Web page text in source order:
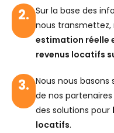
2. Sur la base des
nous transmettez,
estimation réelle
revenus locatifs
3. Nous nous basons
de nos
des solutions pour
locatifs.